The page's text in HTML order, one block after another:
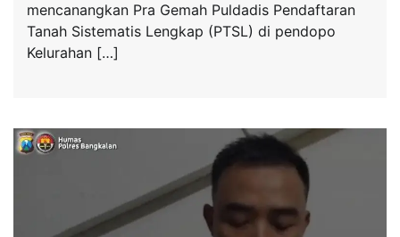
mencanangkan Pra Gemah Puldadis Pendaftaran
Tanah Sistematis Lengkap (PTSL) di pendopo
Kelurahan […]